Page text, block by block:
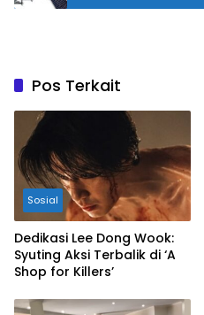
Pos Terkait
Sosial
Dedikasi Lee Dong Wook:
Syuting Aksi Terbalik di ‘A
Shop for Killers’